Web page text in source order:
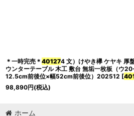
＊一時完売＊ 401274 文）けやき欅 ケヤキ 厚
ウンターテーブル 木工 敷台 無垢一枚板（ウ
12.5cm前後位×幅52cm前後位）202512 [
98,890円(税込)
ホーム